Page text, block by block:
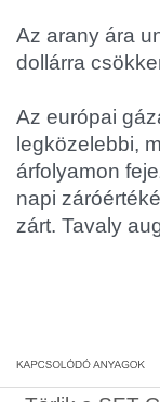
Az arany ára
dollárra
Az európai
legközelebbi,
árfolyamon
napi
zárt. Tavaly